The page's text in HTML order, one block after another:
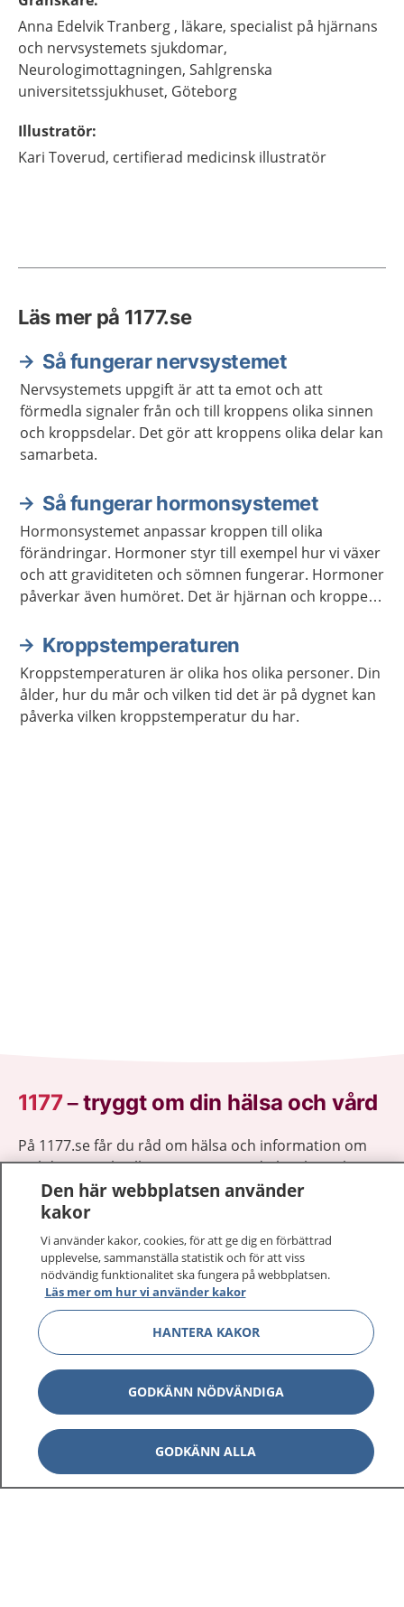
Anna Edelvik Tranberg , läkare, specialist på hjärnans
och nervsystemets sjukdomar,
Neurologimottagningen, Sahlgrenska
universitetssjukhuset, Göteborg
Illustratör:
Kari Toverud, certifierad medicinsk illustratör
Läs mer på 1177.se
Så fungerar nervsystemet
Nervsystemets uppgift är att ta emot och att
förmedla signaler från och till kroppens olika sinnen
och kroppsdelar. Det gör att kroppens olika delar kan
samarbeta.
Så fungerar hormonsystemet
Hormonsystemet anpassar kroppen till olika
förändringar. Hormoner styr till exempel hur vi växer
och att graviditeten och sömnen fungerar. Hormoner
påverkar även humöret. Det är hjärnan och kroppen
behöver bildas.
Kroppstemperaturen
Kroppstemperaturen är olika hos olika personer. Din
ålder, hur du mår och vilken tid det är på dygnet kan
påverka vilken kroppstemperatur du har.
1177–tryggt om din hälsa och vård
På 1177.se får du råd om hälsa och information om
sjukdomar och vilka mottagningar du kan kontakta.
Logga in för att läsa din journal och göra dina
vårdärenden. Ring telefonnummer 1177 för
sjukvårdsrådgivning dygnet runt.
1177 ger dig råd när du vill må bättre.
1177 på flera språk Visa
Visa
Kontakt Visa
Den här webbplatsen använder
kakor
Vi använder kakor, cookies, för att ge dig en förbättrad
upplevelse, sammanställa statistik och för att viss
nödvändig funktionalitet ska fungera på webbplatsen.
Läs mer om hur vi använder kakor
HANTERA KAKOR
GODKÄNN NÖDVÄNDIGA
GODKÄNN ALLA